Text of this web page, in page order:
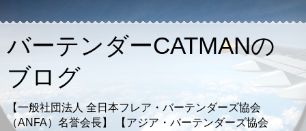
バーテンダーCATMANの
ブログ
【一般社団法人 全日本フレア・バーテンダーズ協会
（ANFA）名誉会長】 【アジア・バーテンダーズ協会